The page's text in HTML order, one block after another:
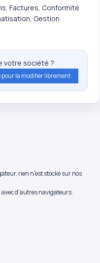
Factures, Conformité
Gestion
votre société ?
pour la modifier librement.
rien n'est stocké sur nos
d'autres navigateurs.